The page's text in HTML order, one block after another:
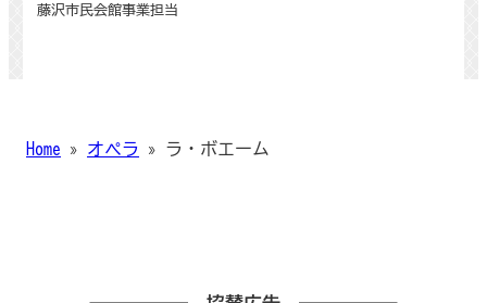
藤沢市民会館事業担当
Home » オペラ » ラ・ボエーム